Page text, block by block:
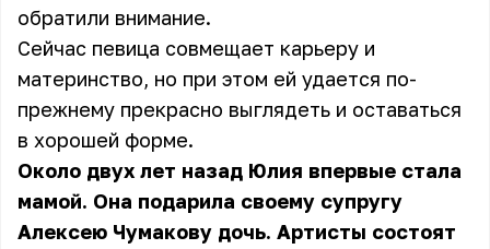
обратили внимание.
Сейчас певица совмещает карьеру и
материнство, но при этом ей удается по-
прежнему прекрасно выглядеть и оставаться
в хорошей форме.
Около двух лет назад Юлия впервые стала
мамой. Она подарила своему супругу
Алексею Чумакову дочь. Артисты состоят